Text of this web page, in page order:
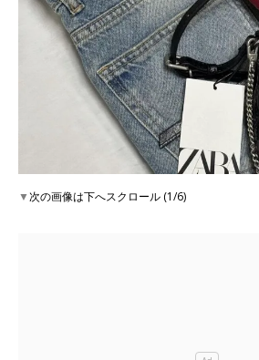
▼次の画像は下へスクロール (1/6)